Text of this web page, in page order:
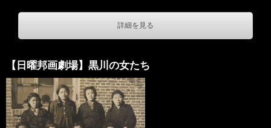
詳細を見る
【日曜邦画劇場】黒川の女たち